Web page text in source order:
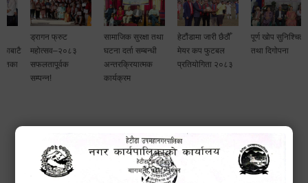
ड्रागन फ्रुट
महोत्सव–२०८३
सफलतापूर्वक
सम्पन्न!
सामाजिक सुरक्षा तथा
घटना दर्ता सम्बन्धी
अन्तरक्रियात्मक
कार्यक्रम
हेटौंडामा जारी छैठौँ
मेयर कप फुटबल
प्रतियोगिता २०८३
पूर्ण खोप सुनिश्चित
तथा दिगोपना